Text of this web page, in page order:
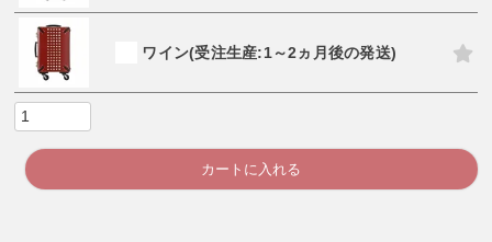
ワイン(受注生産:1～2ヵ月後の発送)
カートに入れる